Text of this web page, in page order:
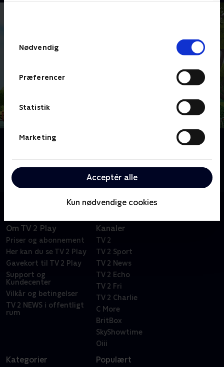
Nødvendig
Præferencer
Statistik
Marketing
Acceptér alle
Kun nødvendige cookies
Om Bing
så meget at lære, når man er lille. Heldigvis er vennen
Flopp parat til at svare på spørgsmål.
Om TV 2 Play
Priser og abonnement
Her kan du se TV 2 Play
Gavekort til TV 2 Play
Support og
Kundecenter
Vilkår og betingelser
TV 2 NEWS i offentligt
rum
Kanaler
TV 2
TV 2 Sport
TV 2 News
TV 2 Echo
TV 2 Fri
TV 2 Charlie
C More
BritBox
SkyShowtime
Oiii
Kategorier Populært